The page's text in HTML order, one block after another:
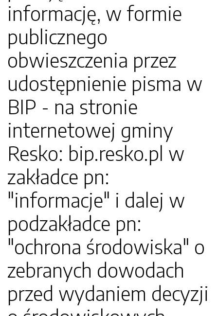
informację, w formie
publicznego
obwieszczenia przez
udostępnienie pisma w
BIP - na stronie
internetowej gminy
Resko: bip.resko.pl w
zakładce pn:
"informacje" i dalej w
podzakładce pn:
"ochrona środowiska" o
zebranych dowodach
przed wydaniem decyzji